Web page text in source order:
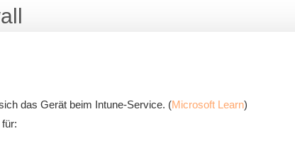
das Gerät beim Intune-Service. (Microsoft Learn)